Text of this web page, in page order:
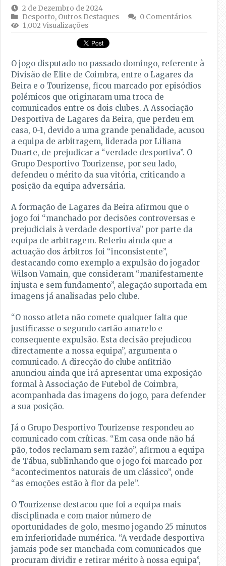
2 de Dezembro de 2024
Desporto, Outros Destaques
0 Comentários
1,002 Visualizações
O jogo disputado no passado domingo, referente à
Divisão de Elite de Coimbra, entre o Lagares da
Beira e o Tourizense, ficou marcado por episódios
polémicos que originaram uma troca de
comunicados entre os dois clubes. A Associação
Desportiva de Lagares da Beira, que perdeu em
casa, 0-1, devido a uma grande penalidade, acusou
a equipa de arbitragem, liderada por Liliana
Duarte, de prejudicar a “verdade desportiva”. O
Grupo Desportivo Tourizense, por seu lado,
defendeu o mérito da sua vitória, criticando a
posição da equipa adversária.
A formação de Lagares da Beira afirmou que o
jogo foi “manchado por decisões controversas e
prejudiciais à verdade desportiva” por parte da
equipa de arbitragem. Referiu ainda que a
actuação dos árbitros foi “inconsistente”,
destacando como exemplo a expulsão do jogador
Wilson Vamain, que consideram “manifestamente
injusta e sem fundamento”, alegação suportada em
imagens já analisadas pelo clube.
“O nosso atleta não comete qualquer falta que
justificasse o segundo cartão amarelo e
consequente expulsão. Esta decisão prejudicou
directamente a nossa equipa”, argumenta o
comunicado. A direcção do clube anfitrião
anunciou ainda que irá apresentar uma exposição
formal à Associação de Futebol de Coimbra,
acompanhada das imagens do jogo, para defender
a sua posição.
Já o Grupo Desportivo Tourizense respondeu ao
comunicado com críticas. “Em casa onde não há
pão, todos reclamam sem razão”, afirmou a equipa
de Tábua, sublinhando que o jogo foi marcado por
“acontecimentos naturais de um clássico”, onde
“as emoções estão à flor da pele”.
O Tourizense destacou que foi a equipa mais
disciplinada e com maior número de
oportunidades de golo, mesmo jogando 25 minutos
em inferioridade numérica. “A verdade desportiva
jamais pode ser manchada com comunicados que
procuram dividir e retirar mérito à nossa equipa”,